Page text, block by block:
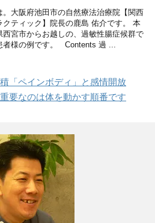
。大阪府池田市の自然療法治療院【関西
クティック】院長の鹿島 佑介です。 本
西宮市からお越しの、過敏性腸症候群で
者様の例です。 Contents 過 ...
「ペインボディ」と感情開放
要なのは体を動かす順番です